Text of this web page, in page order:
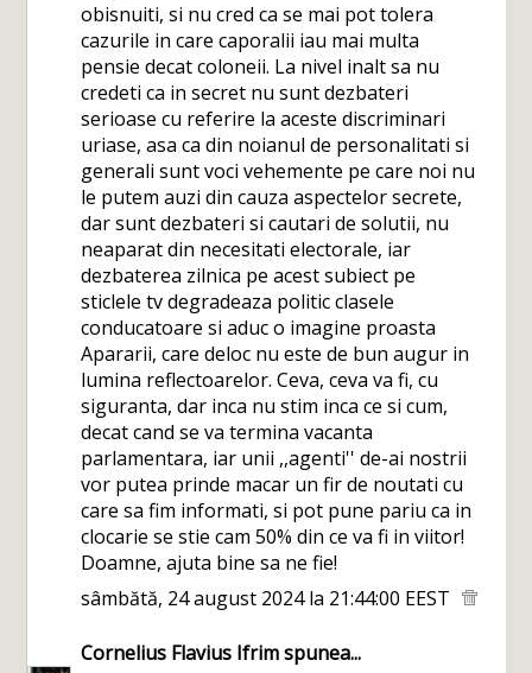
obisnuiti, si nu cred ca se mai pot tolera
cazurile in care caporalii iau mai multa
pensie decat coloneii. La nivel inalt sa nu
credeti ca in secret nu sunt dezbateri
serioase cu referire la aceste discriminari
uriase, asa ca din noianul de personalitati si
generali sunt voci vehemente pe care noi nu
le putem auzi din cauza aspectelor secrete,
dar sunt dezbateri si cautari de solutii, nu
neaparat din necesitati electorale, iar
dezbaterea zilnica pe acest subiect pe
sticlele tv degradeaza politic clasele
conducatoare si aduc o imagine proasta
Apararii, care deloc nu este de bun augur in
lumina reflectoarelor. Ceva, ceva va fi, cu
siguranta, dar inca nu stim inca ce si cum,
decat cand se va termina vacanta
parlamentara, iar unii ,,agenti'' de-ai nostrii
vor putea prinde macar un fir de noutati cu
care sa fim informati, si pot pune pariu ca in
clocarie se stie cam 50% din ce va fi in viitor!
Doamne, ajuta bine sa ne fie!
sâmbătă, 24 august 2024 la 21:44:00 EEST
Cornelius Flavius Ifrimspunea...